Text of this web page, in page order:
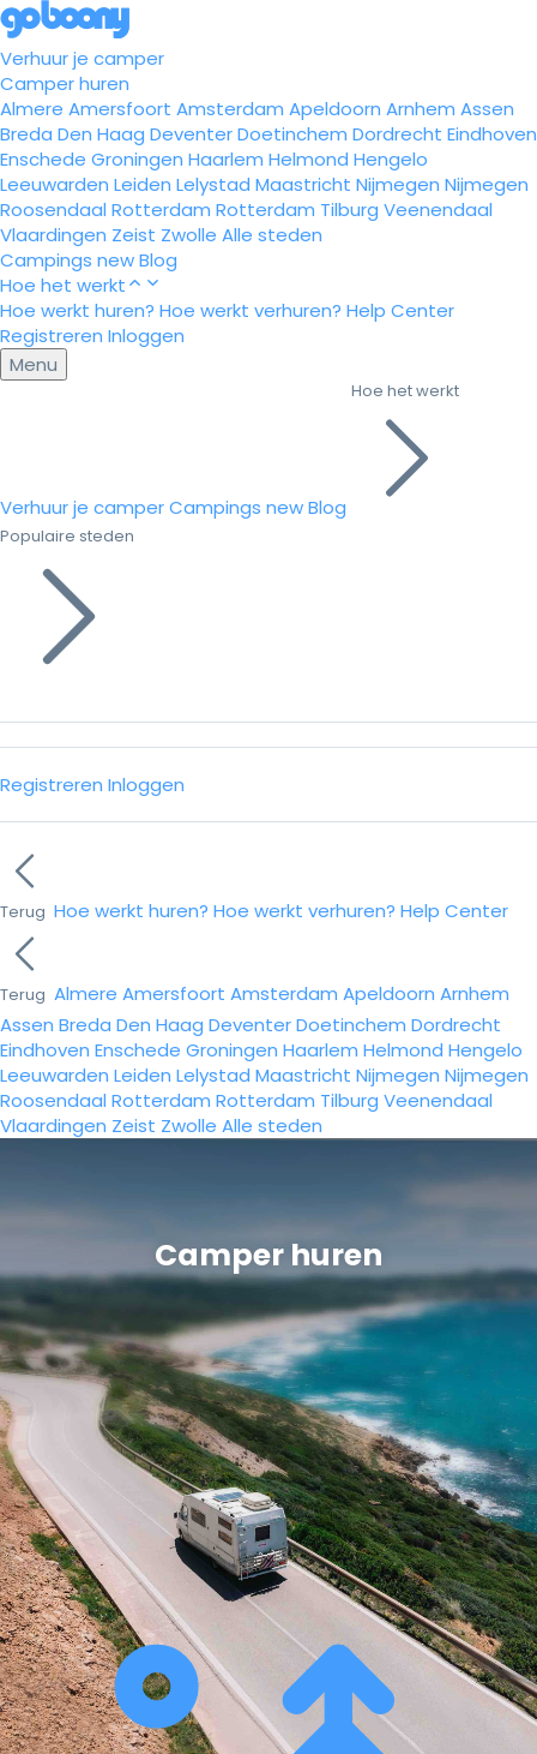
Verhuur je camper
Camper huren
Almere Amersfoort Amsterdam Apeldoorn Arnhem Assen
Breda Den Haag DeventerDoetinchem Dordrecht Eindhoven
Enschede Groningen Haarlem Helmond Hengelo
Leeuwarden Leiden Lelystad Maastricht Nijmegen Nijmegen
Roosendaal Rotterdam Rotterdam Tilburg Veenendaal
Vlaardingen Zeist Zwolle Alle steden
Campings newBlog
Hoe het werkt
Hoe werkt huren? Hoe werkt verhuren? Help Center
Registreren Inloggen
Menu
Verhuur je camperCampings newBlog
Hoe het werkt
Populaire steden
Registreren Inloggen
Terug Hoe werkt huren? Hoe werkt verhuren? Help Center
Terug Almere Amersfoort Amsterdam Apeldoorn Arnhem
Assen Breda Den Haag DeventerDoetinchem Dordrecht
Eindhoven Enschede Groningen Haarlem Helmond Hengelo
Leeuwarden Leiden Lelystad Maastricht Nijmegen Nijmegen
Roosendaal Rotterdam Rotterdam Tilburg Veenendaal
Vlaardingen Zeist Zwolle Alle steden
Camper huren